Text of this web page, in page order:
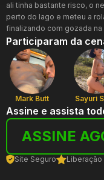
ali tinha bastante risco, o
perto do lago e meteu a
finalizando com gozada na
Participaram da
Mark Butt Sayuri
Assine e assista
ASSINE
Site Seguro